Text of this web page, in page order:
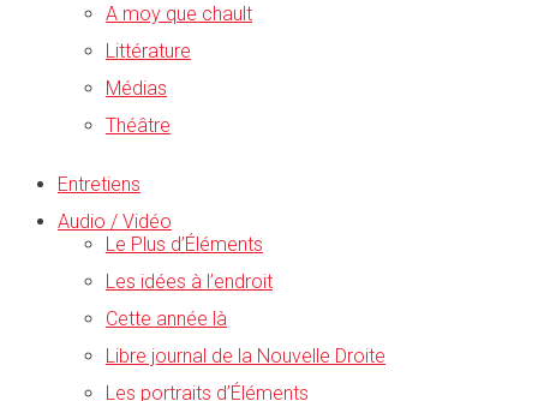
A moy que chault
Littérature
Médias
Théâtre
Entretiens
Audio / Vidéo
Le Plus d’Éléments
Les idées à l’endroit
Cette année là
Libre journal de la Nouvelle Droite
Les portraits d’Éléments